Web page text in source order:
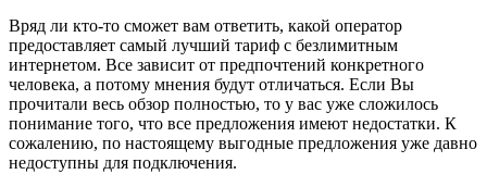
Вряд ли кто-то сможет вам ответить, какой оператор
предоставляет самый лучший тариф с безлимитным
интернетом. Все зависит от предпочтений конкретного
человека, а потому мнения будут отличаться. Если Вы
прочитали весь обзор полностью, то у вас уже сложилось
понимание того, что все предложения имеют недостатки. К
сожалению, по настоящему выгодные предложения уже давно
недоступны для подключения.